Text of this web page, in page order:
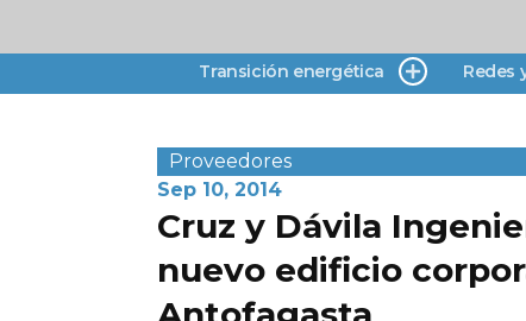
Transición energética Redes
Proveedores
Sep 10, 2014
Cruz y Dávila
nuevo edificio